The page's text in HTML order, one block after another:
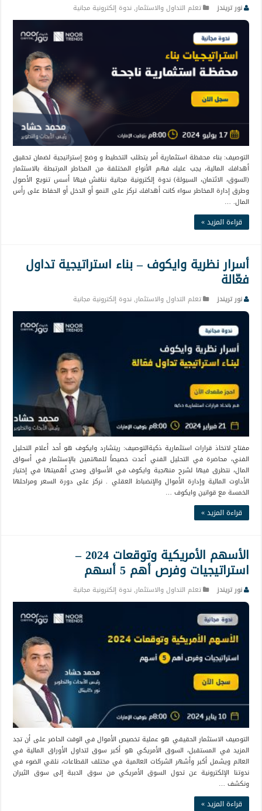
نور تريندز تعلم التداول والاستثمار,ندوة إلكترونية مجانية
التوصيف: بناء محفظة استثمارية أمر يتطلب التخطيط و وضع إستراتيجية لضمان تحقيق
أهدافك المالية، يجب عليك فهم الأنواع المختلفة من المخاطر المرتبطة بالاستثمار
(السوق، الائتمان، السيولة) ندوة إلكترونية مجانية نناقش فيها أسس تنويع الأصول
وطرق إدارة المخاطر سواء كانت أهدافك تركز على النمو أو الدخل أو الحفاظ على رأس
المال. …
قراءة المزيد »
أسرار نظرية وايكوف – بناء استراتيجية تداول
فعّالة
نور تريندز تعلم التداول والاستثمار,ندوة إلكترونية مجانية
مفتاح لاتخاذ قرارات استثمارية ذكيةالتوصيف: ريتشارد وايكوف هو أحد أعلام التحليل
الفني، محاضرة في التحليل الفني أعدت خصيصاً للمهتمين بالإستثمار في أسواق
المال، نتظرق فيها لشرح منهجية وايكوف في الأسواق ومدى أهميتها في إختيار
الأداوت المالية وإدارة الأموال والإنضباط العقلي . نركز على دورة السعر ومراحلها
الخمسة مع قوانين وايكوف …
قراءة المزيد »
الأسهم الأمريكية وتوقعات 2024 –
استراتيجيات وفرص أهم 5 أسهم
نور تريندز تعلم التداول والاستثمار,ندوة إلكترونية مجانية
التوصيف الاستثمار الحقيقي هو عملية تخصيص الأموال في الوقت الحاضر على أن تجد
المزيد في المستقبل، السوق الأمريكي هو أكبر سوق لتداول الأوراق المالية في
العالم ويشمل أكبر وأشهر الشركات العالمية في مختلف القطاعات، نلقي الضوء في
ندوتنا الإلكترونية عن تحول السوق الأمريكي من سوق الدببة إلى سوق الثيران
ونكشف …
قراءة المزيد »